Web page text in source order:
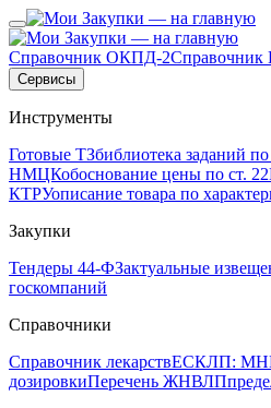
Справочник ОКПД-2
Сервисы
Инструменты
Готовые ТЗбиблиотека заданий
НМЦКобоснование цены по ст. 22
КТРУописание товара по
Закупки
Тендеры 44-ФЗактуальные
госкомпаний
Справочники
Справочник лекарствЕСКЛП:
дозировкиПеречень ЖНВЛП